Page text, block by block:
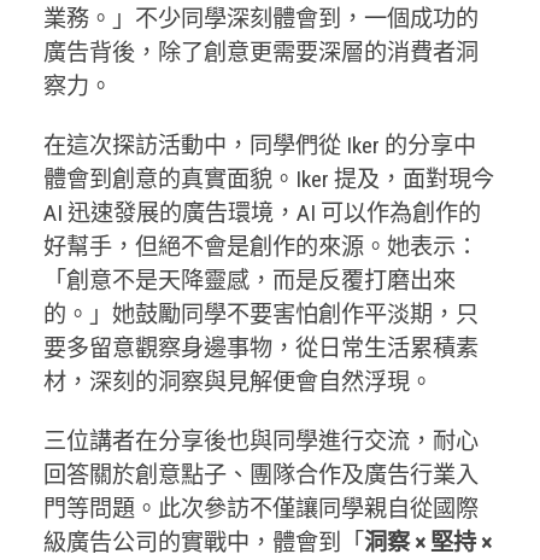
業務。」不少同學深刻體會到，一個成功的
廣告背後，除了創意更需要深層的消費者洞
察力。
在這次探訪活動中，同學們從 Iker 的分享中
體會到創意的真實面貌。Iker 提及，面對現今
AI 迅速發展的廣告環境，AI 可以作為創作的
好幫手，但絕不會是創作的來源。她表示：
「創意不是天降靈感，而是反覆打磨出來
的。」她鼓勵同學不要害怕創作平淡期，只
要多留意觀察身邊事物，從日常生活累積素
材，深刻的洞察與見解便會自然浮現。
三位講者在分享後也與同學進行交流，耐心
回答關於創意點子、團隊合作及廣告行業入
門等問題。此次參訪不僅讓同學親自從國際
級廣告公司的實戰中，體會到「 洞察 × 堅持 ×